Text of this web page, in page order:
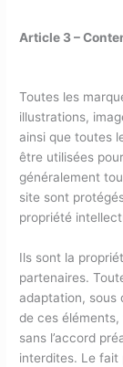
Article 3 –
Toutes les
illustrations,
ainsi que toutes
être utilisées
généralement
site sont
propriété
Ils sont la
partenaires.
adaptation, sous
de ces
sans l’accord
interdites. Le fait